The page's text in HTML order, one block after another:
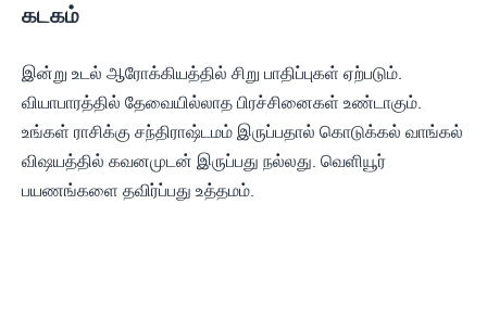
கடகம்
இன்று உடல் ஆரோக்கியத்தில் சிறு பாதிப்புகள் ஏற்படும்.
வியாபாரத்தில் தேவையில்லாத பிரச்சினைகள் உண்டாகும்.
உங்கள் ராசிக்கு சந்திராஷ்டமம் இருப்பதால் கொடுக்கல் வாங்கல்
விஷயத்தில் கவனமுடன் இருப்பது நல்லது. வெளியூர்
பயணங்களை தவிர்ப்பது உத்தமம்.